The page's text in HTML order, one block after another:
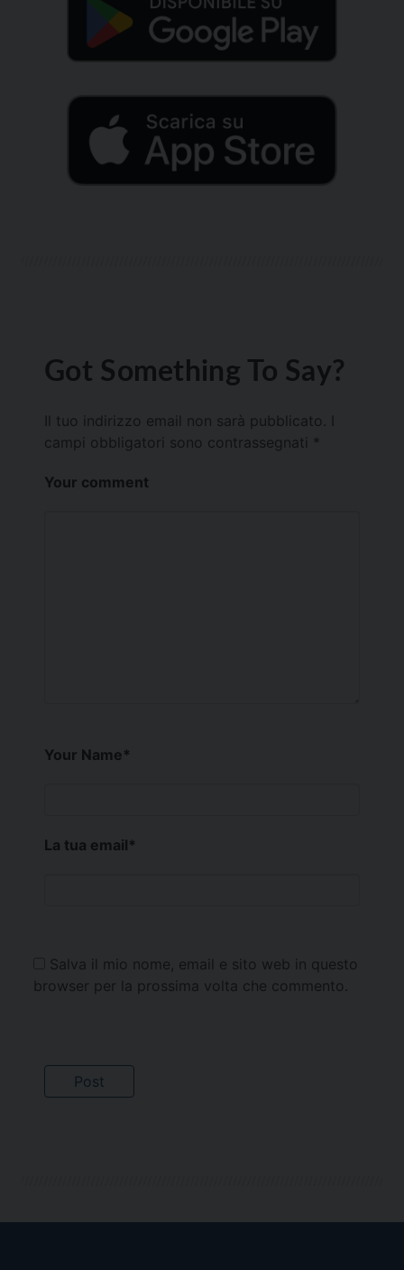
Got Something To Say?
Il tuo indirizzo email non sarà pubblicato.
campi obbligatori sono contrassegnati *
Your comment
Your Name*
La tua email*
Salva il mio nome, email e sito web in questo
browser per la prossima volta che commento.